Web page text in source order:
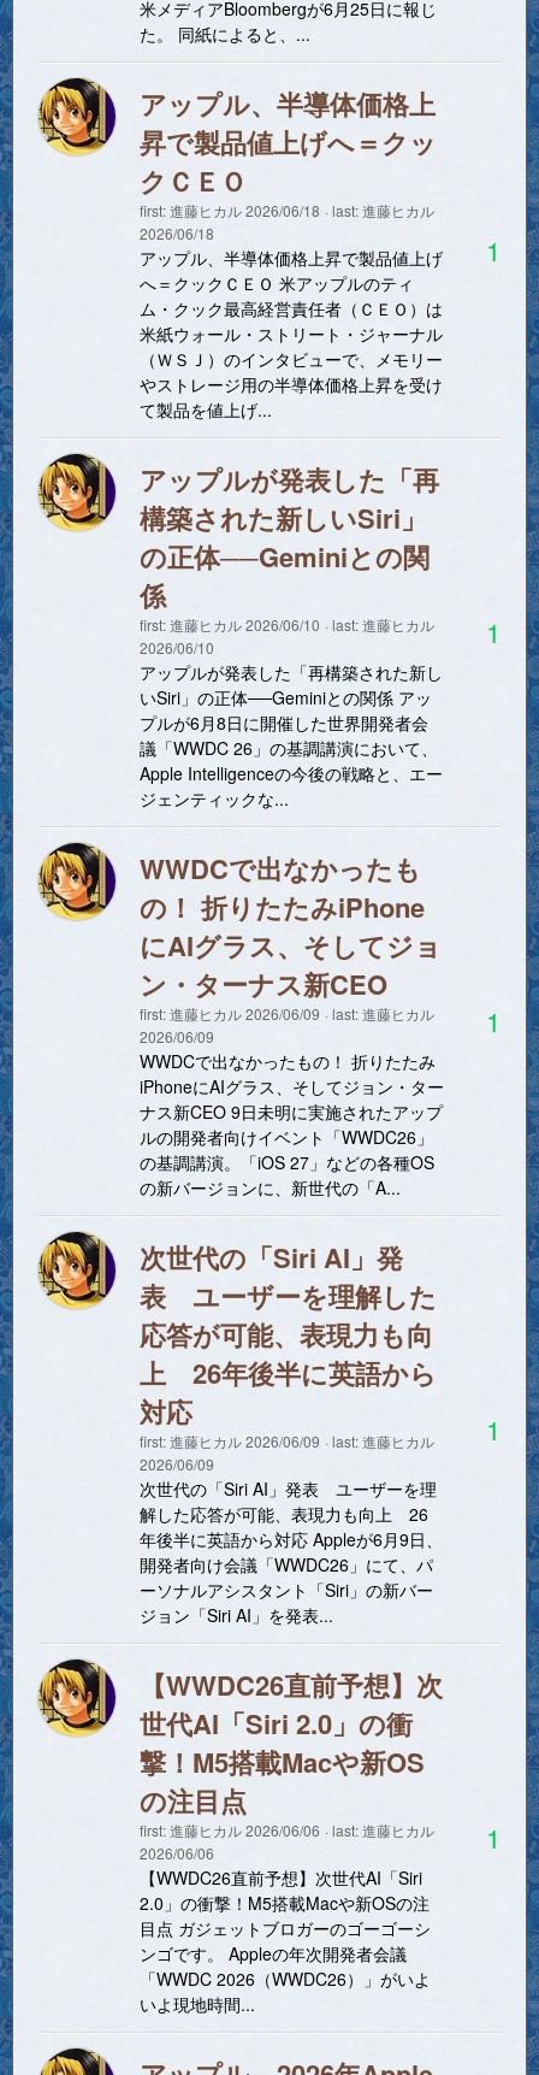
米メディアBloombergが6月25日に報じ
た。 同紙によると、...
アップル、半導体価格上
昇で製品値上げへ＝クッ
クＣＥＯ
first:進藤ヒカル2026/06/18 last:進藤ヒカル
2026/06/18
アップル、半導体価格上昇で製品値上げ
へ＝クックＣＥＯ 米アップルのティ
ム・クック最高経営責任者（ＣＥＯ）は
米紙ウォール・ストリート・ジャーナル
（ＷＳＪ）‌のインタビューで、メモリー
やストレージ用の⁠半導体価格上昇を受け
て製品を値上げ...
1
アップルが発表した「再
構築された新しいSiri」
の正体──Geminiとの関
係
first:進藤ヒカル2026/06/10 last:進藤ヒカル
2026/06/10
アップルが発表した「再構築された新し
いSiri」の正体──Geminiとの関係 アッ
プルが6月8日に開催した世界開発者会
議「WWDC 26」の基調講演において、
Apple Intelligenceの今後の戦略と、エー
ジェンティックな...
1
WWDCで出なかったも
の！ 折りたたみiPhone
にAIグラス、そしてジョ
ン・ターナス新CEO
first:進藤ヒカル2026/06/09 last:進藤ヒカル
2026/06/09
WWDCで出なかったもの！ 折りたたみ
iPhoneにAIグラス、そしてジョン・ター
ナス新CEO 9日未明に実施されたアップ
ルの開発者向けイベント「WWDC26」
の基調講演。「iOS 27」などの各種OS
の新バージョンに、新世代の「A...
1
次世代の「Siri AI」発
表 ユーザーを理解した
応答が可能、表現力も向
上 26年後半に英語から
対応
first:進藤ヒカル2026/06/09 last:進藤ヒカル
2026/06/09
次世代の「Siri AI」発表 ユーザーを理
解した応答が可能、表現力も向上 26
年後半に英語から対応 Appleが6月9日、
開発者向け会議「WWDC26」にて、パ
ーソナルアシスタント「Siri」の新バー
ジョン「Siri AI」を発表...
1
【WWDC26直前予想】次
世代AI「Siri 2.0」の衝
撃！M5搭載Macや新OS
の注目点
first:進藤ヒカル2026/06/06 last:進藤ヒカル
2026/06/06
【WWDC26直前予想】次世代AI「Siri
2.0」の衝撃！M5搭載Macや新OSの注
目点 ガジェットブロガーのゴーゴーシ
ンゴです。 Appleの年次開発者会議
「WWDC 2026（WWDC26）」がいよ
いよ現地時間...
1